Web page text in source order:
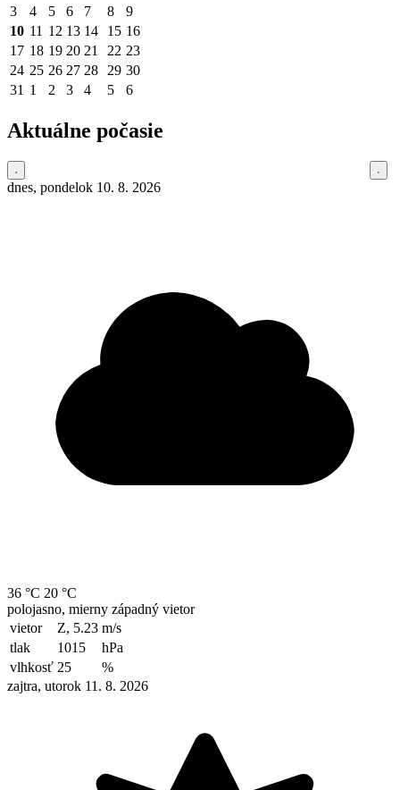
3
4 5 6 7 8
9
10 11 12 13 14 15 16
17 18 19 20 21 22 23
24 25 26 27 28 29 30
31 1 2 3 4 5 6
Aktuálne počasie
dnes, pondelok 10. 8. 2026
36 °C 20 °C
polojasno, mierny západný vietor
vietor
Z, 5.23 m/s
tlak
1015
hPa
vlhkosť 25
%
zajtra, utorok 11. 8. 2026